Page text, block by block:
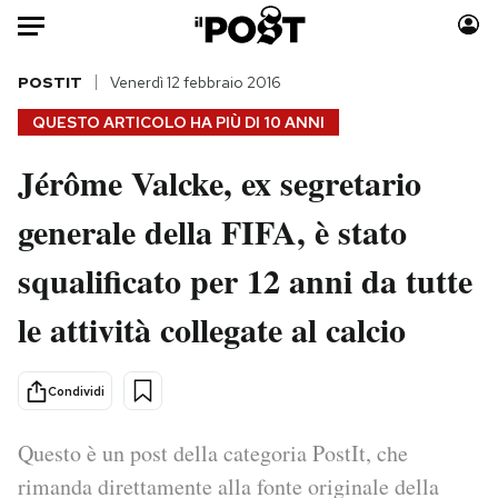
Auto
HOME
Italia
Politica
Tecnologia
Scienza
Cultura
Economia
Sport
Moda
Consumismi
Storie/Idee
Media
Mondiali calcio 2026
QUESTO ARTICOLO HA PIÙ DI 10 ANNI
POSTIT Venerdì 12 febbraio 2016
Jérôme Valcke, ex segretario
generale della FIFA, è stato
squalificato per 12 anni da tutte
le attività collegate al calcio
Condividi
Questo è un post della categoria PostIt, che
rimanda direttamente alla fonte originale della